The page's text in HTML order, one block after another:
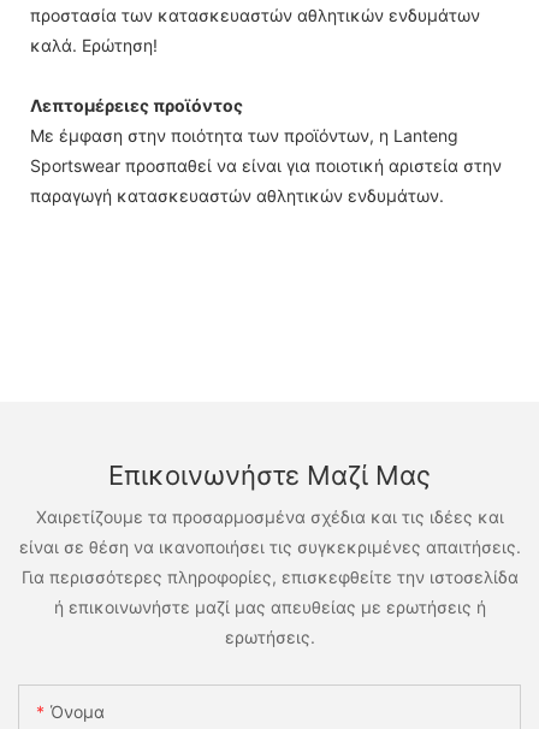
προστασία των κατασκευαστών αθλητικών ενδυμάτων
καλά. Ερώτηση!
Λεπτομέρειες προϊόντος
Με έμφαση στην ποιότητα των προϊόντων, η Lanteng
Sportswear προσπαθεί να είναι για ποιοτική αριστεία στην
παραγωγή κατασκευαστών αθλητικών ενδυμάτων.
Επικοινωνήστε Μαζί Μας
Χαιρετίζουμε τα προσαρμοσμένα σχέδια και τις ιδέες και
είναι σε θέση να ικανοποιήσει τις συγκεκριμένες απαιτήσεις.
Για περισσότερες πληροφορίες, επισκεφθείτε την ιστοσελίδα
ή επικοινωνήστε μαζί μας απευθείας με ερωτήσεις ή
ερωτήσεις.
Όνομα